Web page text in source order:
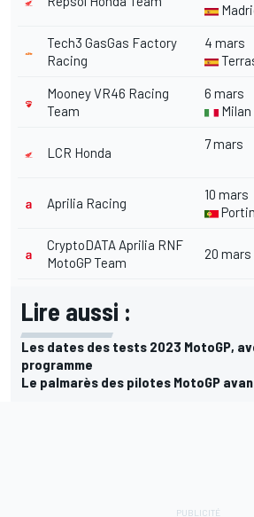
Tech3 GasGas Factory
Racing
4 mars
Mooney VR46 Racing
Team
6 mars
Milan
LCR Honda
7 mars
Aprilia Racing
10 mars
CryptoDATA Aprilia RNF
MotoGP Team
20 mars
Lire aussi :
Les dates des tests 2023 MotoGP,
programme
Le palmarès des pilotes MotoGP